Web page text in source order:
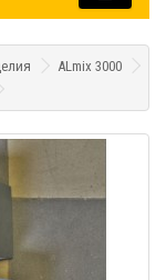
ALmix 3000